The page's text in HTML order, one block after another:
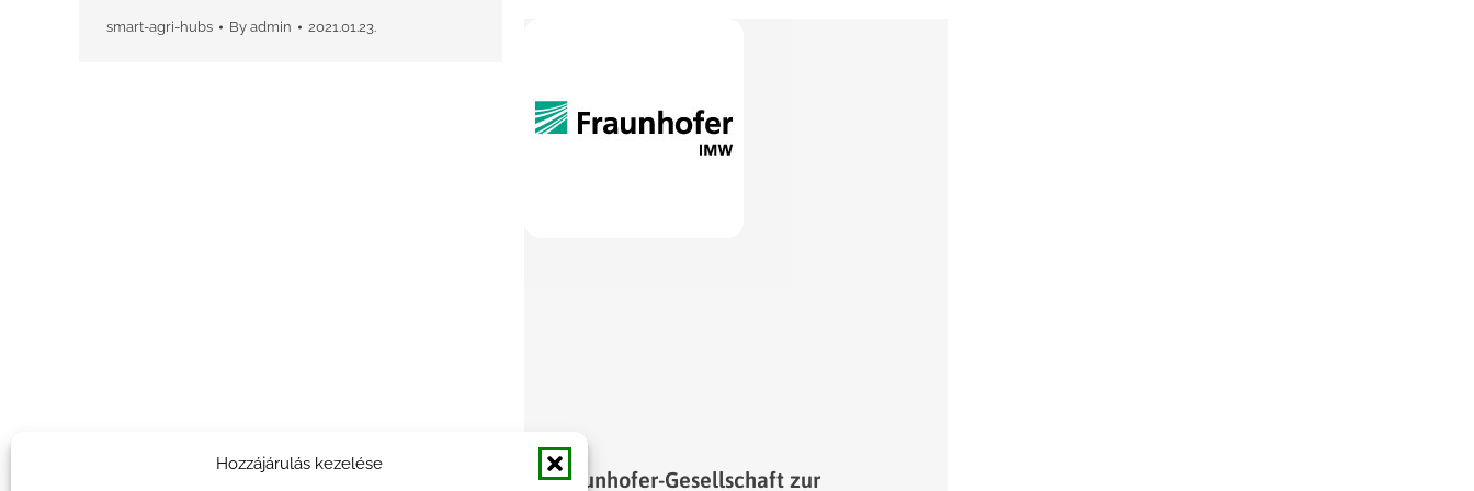
Hozzájárulás kezelése
smart-agri-hubs By admin 2021.01.23.
Fraunhofer-Gesellschaft zur